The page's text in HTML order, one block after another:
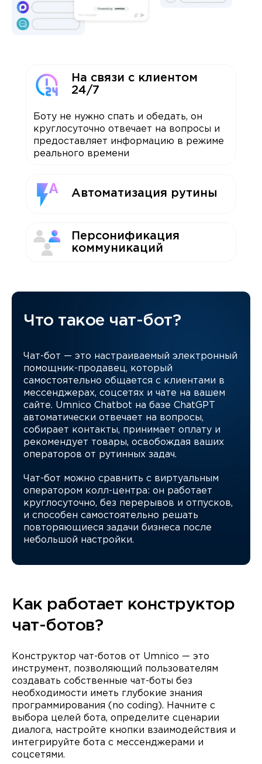
На связи с клиентом
24/7
Боту не нужно спать и обедать, он
круглосуточно отвечает на вопросы и
предоставляет информацию в режиме
реального времени
Автоматизация рутины
Персонификация
коммуникаций
Что такое чат-бот?
Чат-бот — это настраиваемый электронный
помощник-продавец, который
самостоятельно общается с клиентами в
мессенджерах, соцсетях и чате на вашем
сайте. Umnico Chatbot на базе ChatGPT
автоматически отвечает на вопросы,
собирает контакты, принимает оплату и
рекомендует товары, освобождая ваших
операторов от рутинных задач.
Чат-бот можно сравнить с виртуальным
оператором колл-центра: он работает
круглосуточно, без перерывов и отпусков,
и способен самостоятельно решать
повторяющиеся задачи бизнеса после
небольшой настройки.
Как работает конструктор
чат-ботов?
Конструктор чат-ботов от Umnico — это
инструмент, позволяющий пользователям
создавать собственные чат-боты без
необходимости иметь глубокие знания
программирования (no coding). Начните с
выбора целей бота, определите сценарии
диалога, настройте кнопки взаимодействия и
интегрируйте бота с мессенджерами и
соцсетями.